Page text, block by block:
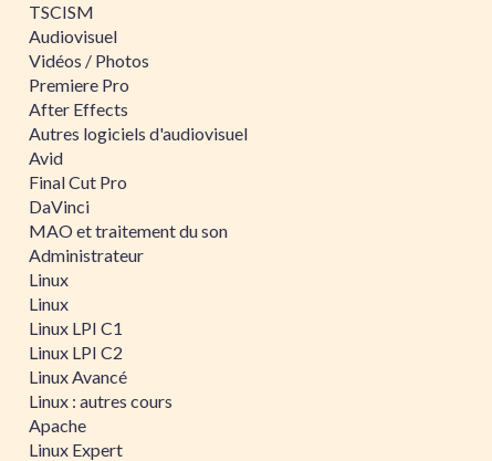
TSCISM
Audiovisuel
Vidéos / Photos
Premiere Pro
After Effects
Autres logiciels d'audiovisuel
Avid
Final Cut Pro
DaVinci
MAO et traitement du son
Administrateur
Linux
Linux
Linux LPI C1
Linux LPI C2
Linux Avancé
Linux : autres cours
Apache
Linux Expert